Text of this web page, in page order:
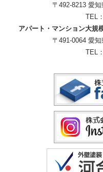
〒492-8213 愛
TEL：
アパート・マンション大規
〒491-0064 愛
TEL：